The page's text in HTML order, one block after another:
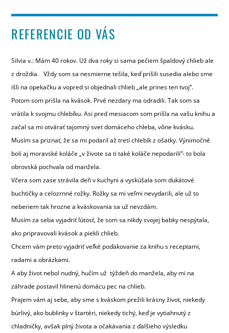
REFERENCIE OD VÁS
Silvia v.: Mám 40 rokov. Už dva roky si sama pečiem špaldový chlieb ale
z droždia. Vždy som sa nesmierne tešila, keď prišili susedia alebo sme
išli na opekačku a vopred si objednali chlieb „ale prines ten tvoj“.
Potom som prišla na kvások. Prvé nezdary ma odradili. Tak som sa
vrátila k svojmu chlebíku. Asi pred mesiacom som prišla na vašu knihu a
začal sa mi otvárať tajomný svet domáceho chleba, vône kvásku.
Musím sa priznať, že sa mi podaril až tretí chlebík z ošatky. Výnimočné
boli aj moravské koláče „v živote sa ti také koláče nepodarili“- to bola
obrovská pochvala od manžela.
Včera som zase strávila deň v kuchyni a vyskúšala som dukátové
buchtičky a celozrnné rožky. Rožky sa mi veľmi nevydarili, ale už to
neberiem tak hrozne a kváskovania sa už nevzdám.
Musím za seba vyjadriť ľútosť, že som sa nikdy svojej babky nespýtala,
ako pripravovali kvások a piekli chlieb.
Chcem vám preto vyjadriť veľké poďakovanie za knihu s receptami,
radami a obrázkami.
A aby život nebol nudný, hučím už týždeň do manžela, aby mi na
záhrade postavil hlinenú domácu pec na chlieb.
Prajem vám aj sebe, aby sme s kváskom prežili krásny život, niekedy
búrlivý, ako bublinky v štartéri, niekedy tichý, keď je vytiahnutý z
chladničky, avšak plný života a očakávania z ďalšieho výsledku